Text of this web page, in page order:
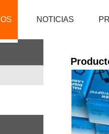
NOTICIAS